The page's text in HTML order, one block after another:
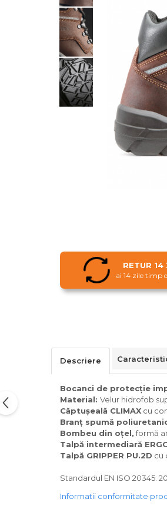
UNICA FOLOSINTA
RETUR 14
ai 14 zile timp
Descriere
Bocanci de protecție
Material: Velur hidrofob
Căptușeală CLIMAX cu
Branț spumă
Bombeu din oțel,formă
Talpă intermediară
Talpă GRIPPER PU.2D cu
Standardul EN ISO 20345:
Informatii conformitate